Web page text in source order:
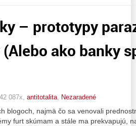
– prototypy
ako banky
087x, antitotalita, Nezaradené
blogoch, najmä čo sa venovali
furt skúmam a stále ma prekvapujú,